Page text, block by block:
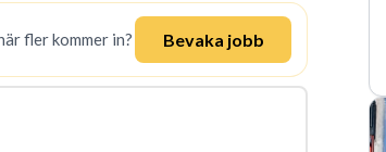
Active Directory Office 365 ServiceNow
fler kommer in? Bevaka jobb